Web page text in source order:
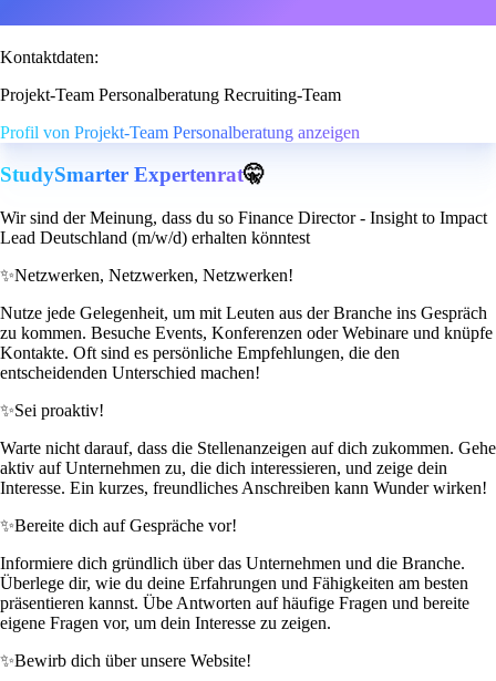
Kontaktdaten:
Projekt-Team Personalberatung Recruiting-Team
Profil von Projekt-Team Personalberatung anzeigen
StudySmarter Expertenrat🤫
Wir sind der Meinung, dass du so Finance Director - Insight to Impact
Lead Deutschland (m/w/d) erhalten könntest
✨Netzwerken, Netzwerken, Netzwerken!
Nutze jede Gelegenheit, um mit Leuten aus der Branche ins Gespräch
zu kommen. Besuche Events, Konferenzen oder Webinare und knüpfe
Kontakte. Oft sind es persönliche Empfehlungen, die den
entscheidenden Unterschied machen!
✨Sei proaktiv!
Warte nicht darauf, dass die Stellenanzeigen auf dich zukommen. Gehe
aktiv auf Unternehmen zu, die dich interessieren, und zeige dein
Interesse. Ein kurzes, freundliches Anschreiben kann Wunder wirken!
✨Bereite dich auf Gespräche vor!
Informiere dich gründlich über das Unternehmen und die Branche.
Überlege dir, wie du deine Erfahrungen und Fähigkeiten am besten
präsentieren kannst. Übe Antworten auf häufige Fragen und bereite
eigene Fragen vor, um dein Interesse zu zeigen.
✨Bewirb dich über unsere Website!